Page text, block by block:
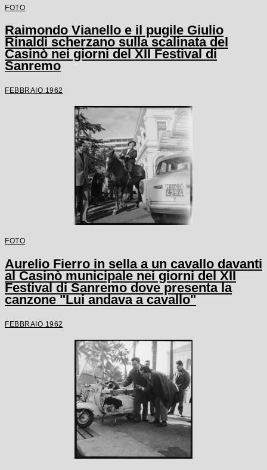
FOTO
Raimondo Vianello e il pugile Giulio
Rinaldi scherzano sulla scalinata del
Casinò nei giorni del XII Festival di
Sanremo
FEBBRAIO 1962
FOTO
Aurelio Fierro in sella a un cavallo davanti
al Casinò municipale nei giorni del XII
Festival di Sanremo dove presenta la
canzone "Lui andava a cavallo"
FEBBRAIO 1962